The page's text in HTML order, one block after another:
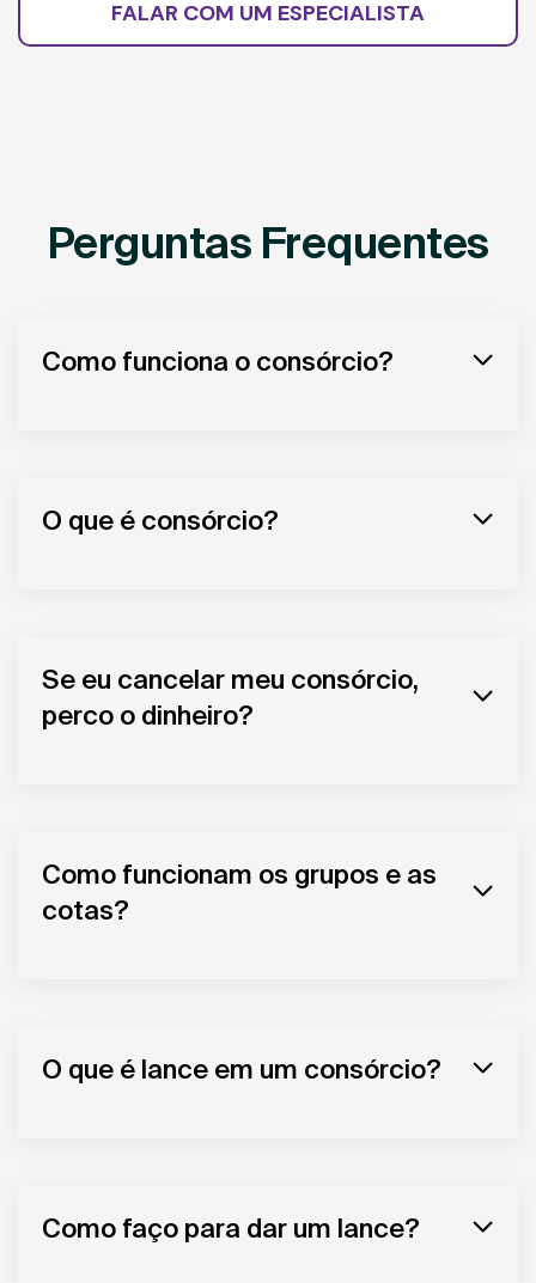
FALAR COM UM ESPECIALISTA
Perguntas Frequentes
Como funciona o consórcio?
O que é consórcio?
Se eu cancelar meu consórcio,
perco o dinheiro?
Como funcionam os grupos e as
cotas?
O que é lance em um consórcio?
Como faço para dar um lance?